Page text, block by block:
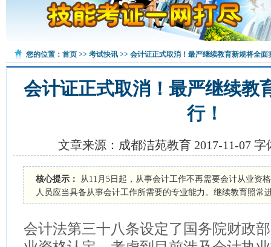
您的位置： 首页 >> 考试快讯 >> 会计证正式取消！最严继续教育新规将全面
会计证正式取消！最严继续教
行！
文章来源：成都洁苑教育 2017-11-07 字
核心提示：
从11月5日起，从事会计工作不再需要会计从业资
人员应当具备从事会计工作所需要的专业能力。继续教育照常
会计法第三十八条设定了国务院财政